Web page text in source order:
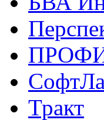
Тракт